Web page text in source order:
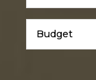
Budget